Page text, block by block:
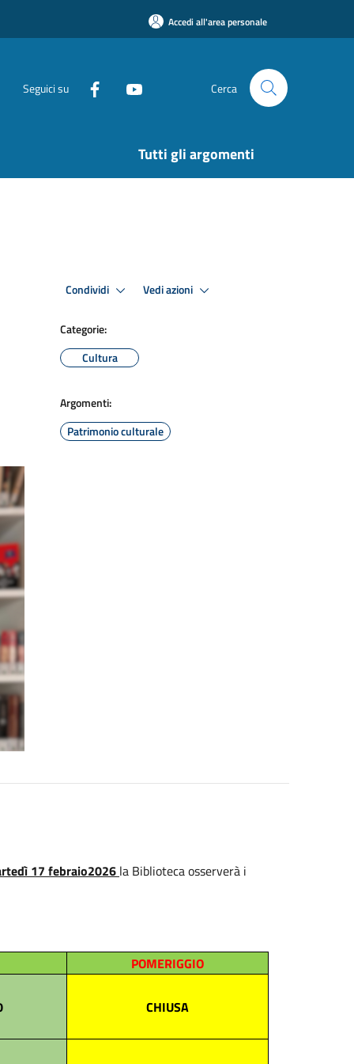
Accedi all'area personale
Seguici su Cerca
Tutti gli argomenti
Condividi Vedi azioni
Categorie:
Cultura
Argomenti:
Patrimonio culturale
17 febraio2026 la Biblioteca osserverà i
POMERIGGIO
CHIUSA